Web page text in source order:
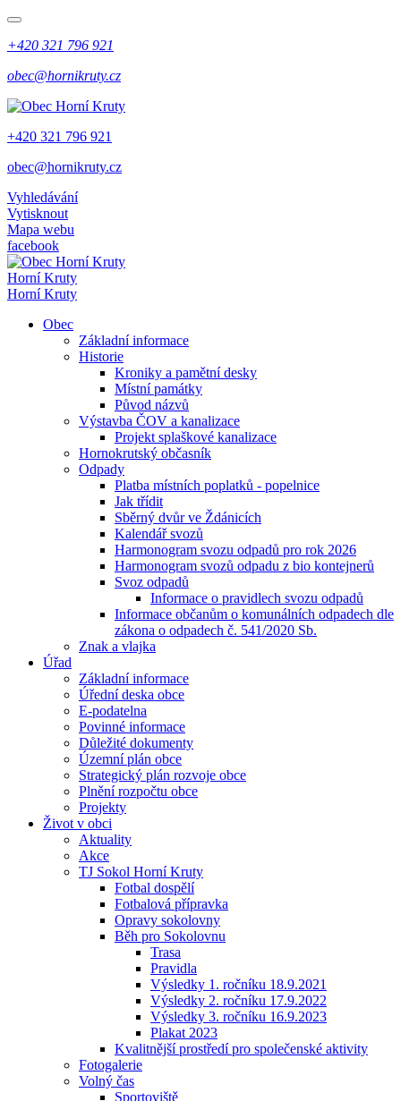
+420 321 796 921
obec@hornikruty.cz
+420 321 796 921
obec@hornikruty.cz
Vyhledávání
Vytisknout
Mapa webu
facebook
Horní Kruty
Horní Kruty
Obec
Základní informace
Historie
Kroniky a pamětní desky
Místní památky
Původ názvů
Výstavba ČOV a kanalizace
Projekt splaškové kanalizace
Hornokrutský občasník
Odpady
Platba místních poplatků - popelnice
Jak třídit
Sběrný dvůr ve Ždánicích
Kalendář svozů
Harmonogram svozu odpadů pro rok 2026
Harmonogram svozů odpadu z bio kontejnerů
Svoz odpadů
Informace o pravidlech svozu odpadů
Informace občanům o komunálních odpadech dle
zákona o odpadech č. 541/2020 Sb.
Znak a vlajka
Úřad
Základní informace
Úřední deska obce
E-podatelna
Povinné informace
Důležité dokumenty
Územní plán obce
Strategický plán rozvoje obce
Plnění rozpočtu obce
Projekty
Život v obci
Aktuality
Akce
TJ Sokol Horní Kruty
Fotbal dospělí
Fotbalová přípravka
Opravy sokolovny
Běh pro Sokolovnu
Trasa
Pravidla
Výsledky 1. ročníku 18.9.2021
Výsledky 2. ročníku 17.9.2022
Výsledky 3. ročníku 16.9.2023
Plakat 2023
Kvalitnější prostředí pro společenské aktivity
Fotogalerie
Volný čas
Sportoviště